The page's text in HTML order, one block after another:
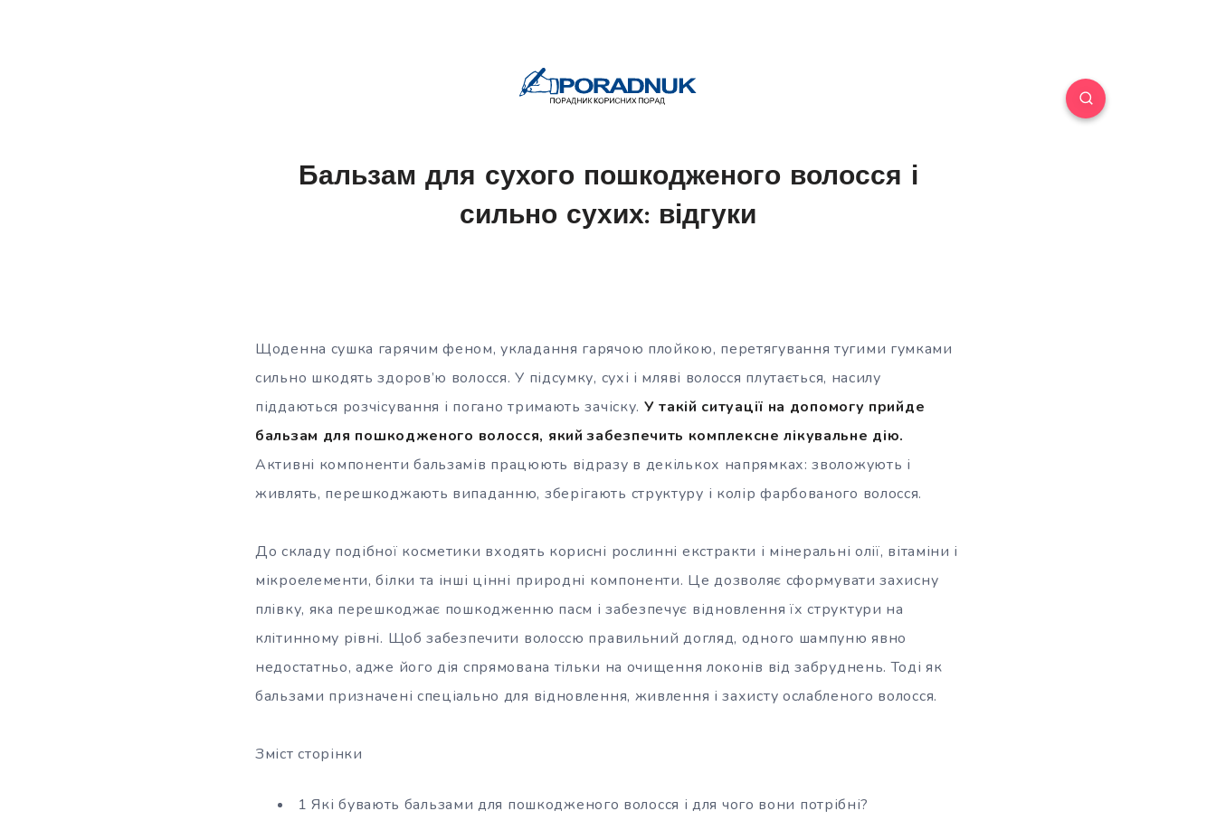
Бальзам для сухого пошкодженого волосся і
сильно сухих: відгуки
Щоденна сушка гарячим феном, укладання гарячою плойкою, перетягування тугими гумками
сильно шкодять здоров’ю волосся. У підсумку, сухі і мляві волосся плутається, насилу
піддаються розчісування і погано тримають зачіску. У такій ситуації на допомогу прийде
бальзам для пошкодженого волосся, який забезпечить комплексне лікувальне дію.
Активні компоненти бальзамів працюють відразу в декількох напрямках: зволожують і
живлять, перешкоджають випаданню, зберігають структуру і колір фарбованого волосся.
До складу подібної косметики входять корисні рослинні екстракти і мінеральні олії, вітаміни і
мікроелементи, білки та інші цінні природні компоненти. Це дозволяє сформувати захисну
плівку, яка перешкоджає пошкодженню пасм і забезпечує відновлення їх структури на
клітинному рівні. Щоб забезпечити волоссю правильний догляд, одного шампуню явно
недостатньо, адже його дія спрямована тільки на очищення локонів від забруднень. Тоді як
бальзами призначені спеціально для відновлення, живлення і захисту ослабленого волосся.
Зміст сторінки
1 Які бувають бальзами для пошкодженого волосся і для чого вони потрібні?